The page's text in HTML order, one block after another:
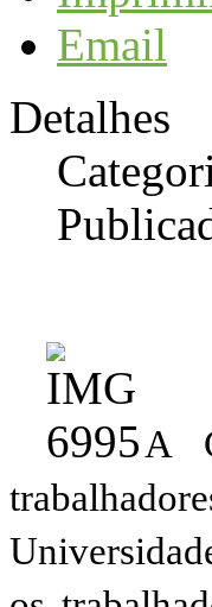
Email
Detalhes
A